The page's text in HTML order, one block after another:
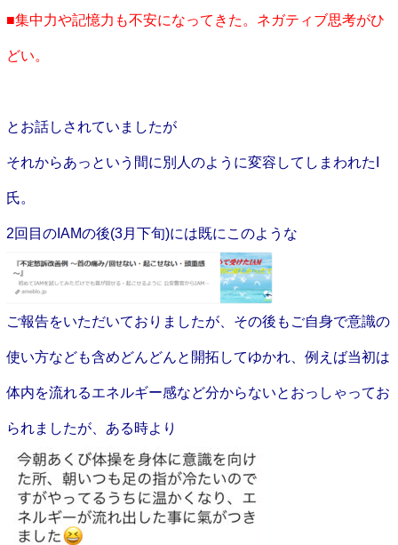
■集中力や記憶力も不安になってきた。ネガティブ思考がひ
どい。
とお話しされていましたが
それからあっという間に別人のように変容してしまわれたI
氏。
2回目のIAMの後(3月下旬)には既に このような
ご報告をいただいておりましたが、その後もご自身で意識の
使い方なども含めどんどんと開拓してゆかれ、例えば当初は
体内を流れるエネルギー感など分からないとおっしゃってお
られましたが、ある時より